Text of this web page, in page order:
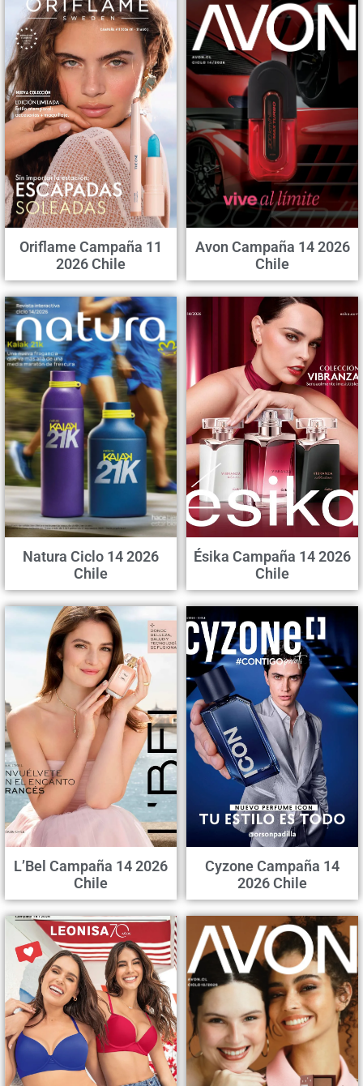
Oriflame Campaña 11
2026 Chile
Avon Campaña 14 2026
Chile
Natura Ciclo 14 2026
Chile
Ésika Campaña 14 2026
Chile
L’Bel Campaña 14 2026
Chile
Cyzone Campaña 14
2026 Chile